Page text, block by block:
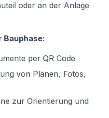
oder an der Anlage
Bauphase:
per QR Code
von Plänen, Fotos,
zur Orientierung und